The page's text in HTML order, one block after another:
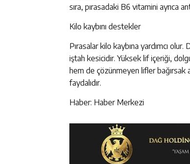
sıra, pırasadaki B6 vitamini ayrıca
Kilo kaybını destekler
Pırasalar kilo kaybına yardımcı
iştah kesicidir. Yüksek lif içeriği,
hem de çözünmeyen lifler bağırsak
faydalıdır.
Haber: Haber Merkezi